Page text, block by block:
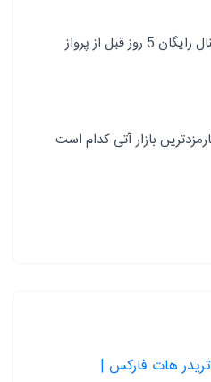
قبل از پرواز
بازار آتی کدام است
هات فارکس |